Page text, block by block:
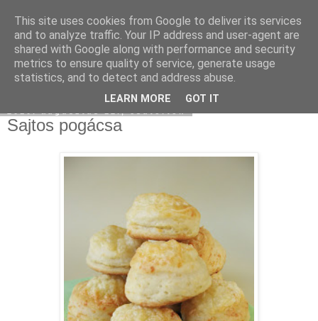
Moha Konyha
Sajtos pogácsa
This site uses cookies from Google to deliver its services
and to analyze traffic. Your IP address and user-agent are
shared with Google along with performance and security
metrics to ensure quality of service, generate usage
statistics, and to detect and address abuse.
LEARN MORE GOT IT